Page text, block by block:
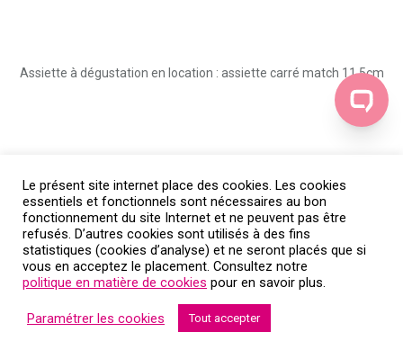
Assiette à dégustation en location : assiette carré match 11,5cm
Le présent site internet place des cookies. Les cookies
essentiels et fonctionnels sont nécessaires au bon
fonctionnement du site Internet et ne peuvent pas être
refusés. D’autres cookies sont utilisés à des fins
statistiques (cookies d’analyse) et ne seront placés que si
vous en acceptez le placement. Consultez notre
politique en matière de cookies pour en savoir plus.
Paramétrer les cookies Tout accepter